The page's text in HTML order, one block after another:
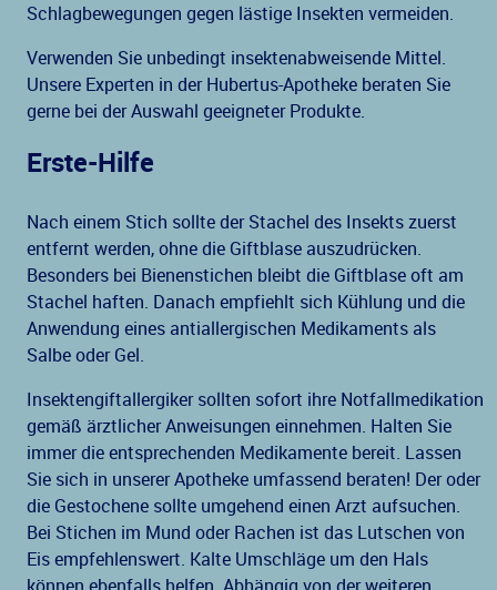
Schlagbewegungen gegen lästige Insekten vermeiden.
Verwenden Sie unbedingt insektenabweisende Mittel.
Unsere Experten in der Hubertus-Apotheke beraten Sie
gerne bei der Auswahl geeigneter Produkte.
Erste-Hilfe
Nach einem Stich sollte der Stachel des Insekts zuerst
entfernt werden, ohne die Giftblase auszudrücken.
Besonders bei Bienenstichen bleibt die Giftblase oft am
Stachel haften. Danach empfiehlt sich Kühlung und die
Anwendung eines antiallergischen Medikaments als
Salbe oder Gel.
Insektengiftallergiker sollten sofort ihre Notfallmedikation
gemäß ärztlicher Anweisungen einnehmen. Halten Sie
immer die entsprechenden Medikamente bereit. Lassen
Sie sich in unserer Apotheke umfassend beraten! Der oder
die Gestochene sollte umgehend einen Arzt aufsuchen.
Bei Stichen im Mund oder Rachen ist das Lutschen von
Eis empfehlenswert. Kalte Umschläge um den Hals